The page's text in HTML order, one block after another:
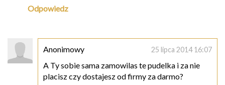
Odpowiedz
Anonimowy 25 lipca 2014 16:07
A Ty sobie sama zamowilas te pudelka i za nie
placisz czy dostajesz od firmy za darmo?